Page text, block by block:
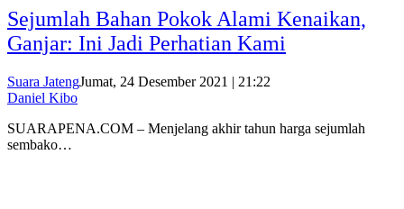
Sejumlah Bahan Pokok Alami Kenaikan,
Ganjar: Ini Jadi Perhatian Kami
Suara JatengJumat, 24 Desember 2021 | 21:22
Daniel Kibo
SUARAPENA.COM – Menjelang akhir tahun harga sejumlah
sembako…